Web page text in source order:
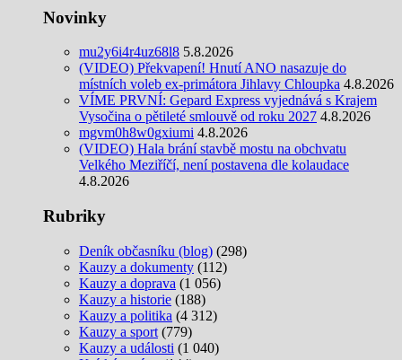
Novinky
mu2y6i4r4uz68l8 5.8.2026
(VIDEO) Překvapení! Hnutí ANO nasazuje do
místních voleb ex-primátora Jihlavy Chloupka 4.8.2026
VÍME PRVNÍ: Gepard Express vyjednává s Krajem
Vysočina o pětileté smlouvě od roku 2027 4.8.2026
mgvm0h8w0gxiumi 4.8.2026
(VIDEO) Hala brání stavbě mostu na obchvatu
Velkého Meziříčí, není postavena dle kolaudace
4.8.2026
Rubriky
Deník občasníku (blog) (298)
Kauzy a dokumenty (112)
Kauzy a doprava (1 056)
Kauzy a historie (188)
Kauzy a politika (4 312)
Kauzy a sport (779)
Kauzy a události (1 040)